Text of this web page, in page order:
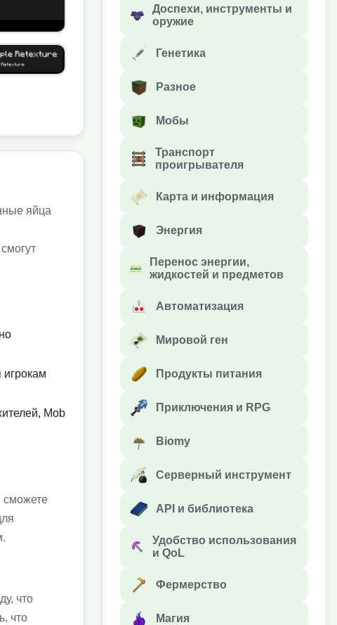
яйца
игрокам
Mob
сможете
что
что
Доспехи, инструменты и
оружие
Генетика
Разное
Мобы
Транспорт
проигрывателя
Карта и информация
Энергия
Перенос энергии,
жидкостей и предметов
Автоматизация
Мировой ген
Продукты питания
Приключения и RPG
Biomy
Серверный инструмент
API и библиотека
Удобство использования
и QoL
Фермерство
Магия